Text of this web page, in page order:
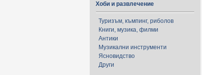
Хоби и развлечение
Туризъм, къмпинг, риболов
Книги, музика, филми
Антики
Музикални инструменти
Ясновидство
Други